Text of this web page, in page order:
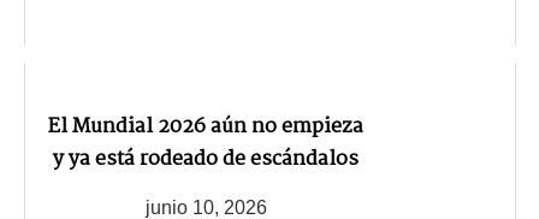
El Mundial 2026 aún no empieza
y ya está rodeado de escándalos
junio 10, 2026